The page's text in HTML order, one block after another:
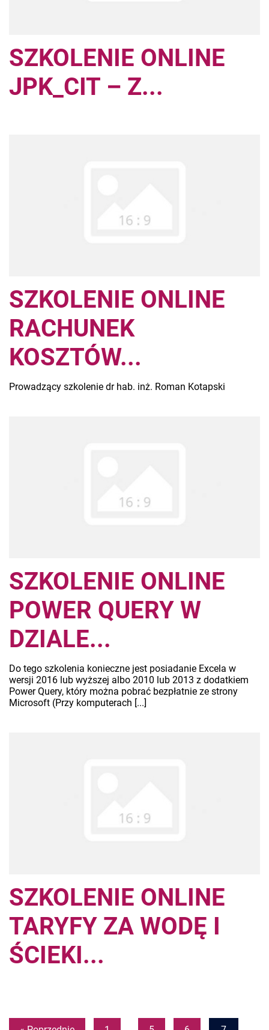
SZKOLENIE ONLINE
JPK_CIT – Z...
SZKOLENIE ONLINE
RACHUNEK
KOSZTÓW...
Prowadzący szkolenie dr hab. inż. Roman Kotapski
SZKOLENIE ONLINE
POWER QUERY W
DZIALE...
Do tego szkolenia konieczne jest posiadanie Excela w
wersji 2016 lub wyższej albo 2010 lub 2013 z dodatkiem
Power Query, który można pobrać bezpłatnie ze strony
Microsoft (Przy komputerach [...]
SZKOLENIE ONLINE
TARYFY ZA WODĘ I
ŚCIEKI...
Pages